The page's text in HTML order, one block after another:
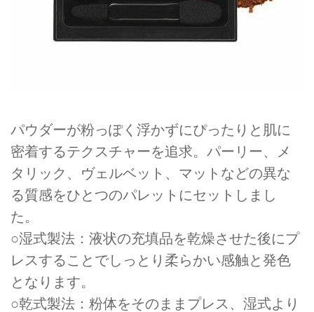
パウダーが粉っぽく浮かずにぴったりと肌に
密着するテクスチャーを追求。パーリー、メ
タリック、ヴェルベット、マットなどの異な
る質感をひとつのパレットにセットしまし
た。
○湿式製法：液状の充填品を乾燥させた後にプ
レスすることでしっとり柔らかい感触と発色
となります。
○乾式製法：粉体をそのままプレス、湿式より